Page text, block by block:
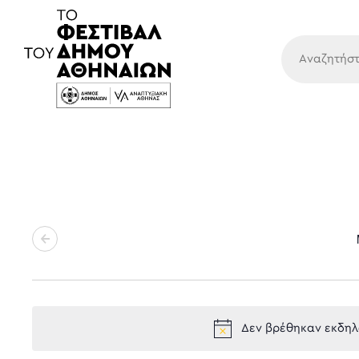
Κύρια
Δεν βρέθηκαν